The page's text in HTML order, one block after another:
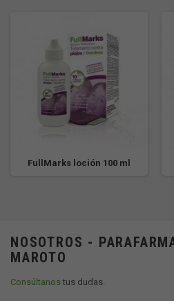
FullMarks loción 100 ml
NOSOTROS -
MAROTO
Consúltanostus dudas.